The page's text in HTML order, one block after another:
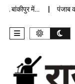
में… पंजाब